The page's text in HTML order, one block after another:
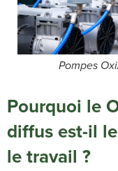
Pompes
Pourquoi le
diffus est-il
le travail ?